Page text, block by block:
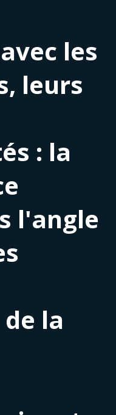
les
leurs
: la
l'angle
la